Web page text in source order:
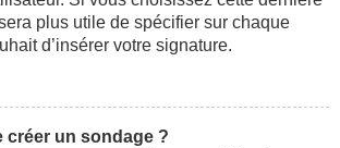
plus utile de spécifier sur chaque
d’insérer votre signature.
créer un sondage ?